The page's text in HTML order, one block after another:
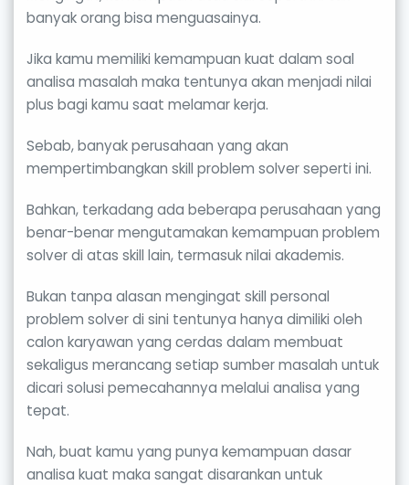
banyak orang bisa menguasainya.
Jika kamu memiliki kemampuan kuat dalam soal
analisa masalah maka tentunya akan menjadi nilai
plus bagi kamu saat melamar kerja.
Sebab, banyak perusahaan yang akan
mempertimbangkan skill problem solver seperti ini.
Bahkan, terkadang ada beberapa perusahaan yang
benar-benar mengutamakan kemampuan problem
solver di atas skill lain, termasuk nilai akademis.
Bukan tanpa alasan mengingat skill personal
problem solver di sini tentunya hanya dimiliki oleh
calon karyawan yang cerdas dalam membuat
sekaligus merancang setiap sumber masalah untuk
dicari solusi pemecahannya melalui analisa yang
tepat.
Nah, buat kamu yang punya kemampuan dasar
analisa kuat maka sangat disarankan untuk